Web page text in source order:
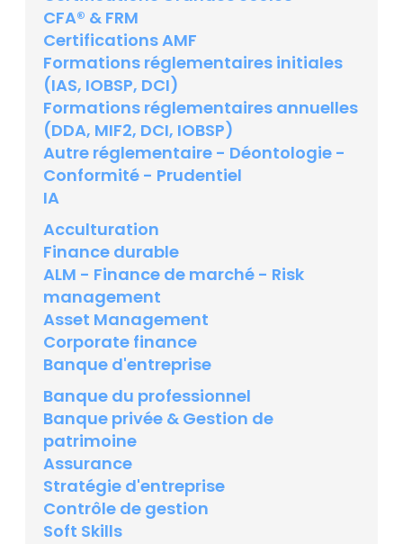
CFA® & FRM
Certifications AMF
Formations réglementaires initiales
(IAS, IOBSP, DCI)
Formations réglementaires annuelles
(DDA, MIF2, DCI, IOBSP)
Autre réglementaire - Déontologie -
Conformité - Prudentiel
IA
Acculturation
Finance durable
ALM - Finance de marché - Risk
management
Asset Management
Corporate finance
Banque d'entreprise
Banque du professionnel
Banque privée & Gestion de
patrimoine
Assurance
Stratégie d'entreprise
Contrôle de gestion
Soft Skills